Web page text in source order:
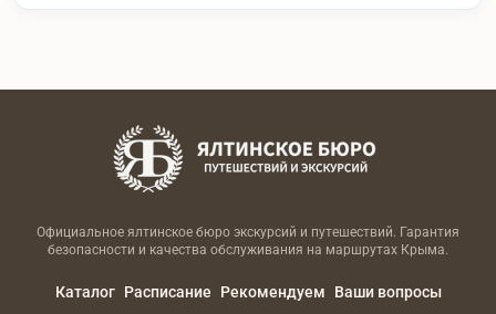
Официальное ялтинское бюро экскурсий и путешествий. Гарантия
безопасности и качества обслуживания на маршрутах Крыма.
Каталог Расписание Рекомендуем
Ваши вопросы